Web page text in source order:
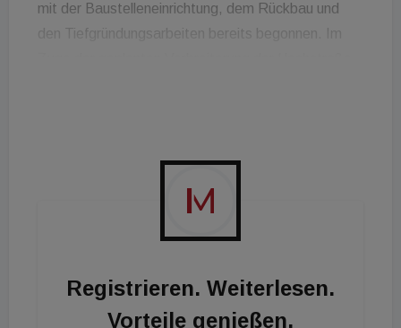
mit der Baustelleneinrichtung, dem Rückbau und
den Tiefgründungsarbeiten bereits begonnen. Im
2027 abgeschlossen sein.
Registrieren. Weiterlesen.
Vorteile genießen.